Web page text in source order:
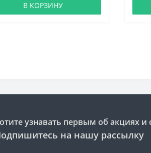
В КОРЗИНУ
узнавать первым об акциях и
на нашу рассылку